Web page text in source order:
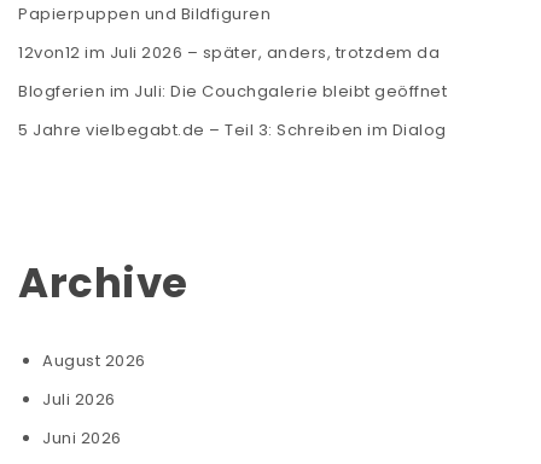
Papierpuppen und Bildfiguren
12von12 im Juli 2026 – später, anders, trotzdem da
Blogferien im Juli: Die Couchgalerie bleibt geöffnet
5 Jahre vielbegabt.de – Teil 3: Schreiben im Dialog
Archive
August 2026
Juli 2026
Juni 2026